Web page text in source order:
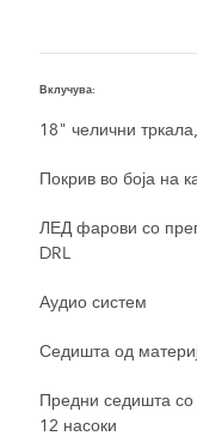
Вклучува:
18" челични
Покрив во боја на
ЛЕД фарови со
DRL
Аудио систем
Седишта од
Предни седишта
12 насоки